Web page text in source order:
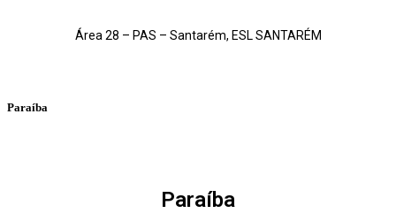
Área 28 – PAS – Santarém, ESL SANTARÉM
Paraíba
Paraíba